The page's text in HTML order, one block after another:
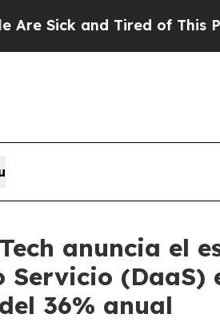
Tired of This Politics of
anuncia el
Servicio
36% anual